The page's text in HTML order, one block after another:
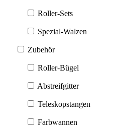
Roller-Sets
Spezial-Walzen
Zubehör
Roller-Bügel
Abstreifgitter
Teleskopstangen
Farbwannen